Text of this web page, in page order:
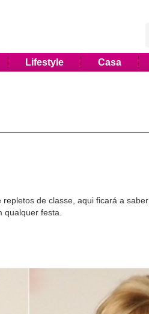
Lifestyle Casa
de classe, aqui ficará a saber
festa.